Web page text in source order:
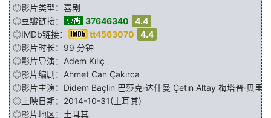
◎影片类型：喜剧
◎豆瓣链接：
37646340
4.4
◎IMDb链接：
tt4563070
4.4
◎影片时长：99 分钟
◎影片导演： Adem Kılıç
◎影片编剧： Ahmet Can Çakırca
◎影片主演： Didem Baçlin 巴莎克·达什曼 Çetin Altay 梅塔普·贝里
◎上映日期：2014-10-31(土耳其)
◎影片地区：土耳其